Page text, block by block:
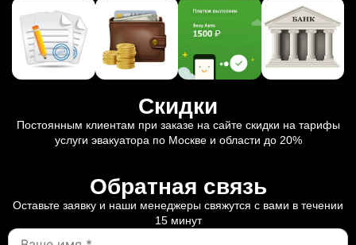
Скидки
Постоянным клиентам при заказе на сайте скидки на тарифы
услуги эвакуатора по Москве и области до 20%
Обратная связь
Оставьте заявку и наши менеджеры свяжутся с вами в течении
15 минут